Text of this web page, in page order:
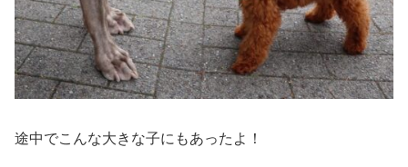
途中でこんな大きな子にもあったよ！